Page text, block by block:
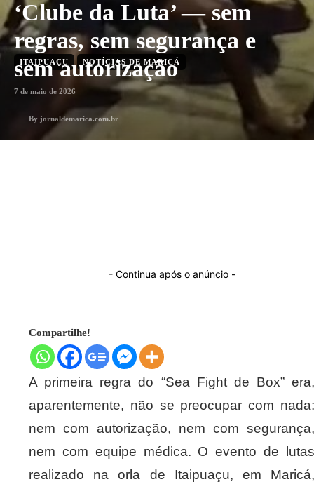
‘Clube da Luta’ — sem
regras, sem segurança e
sem autorização
ITAIPUAÇU NOTÍCIAS DE MARICÁ
7 de maio de 2026
By jornaldemarica.com.br
- Continua após o anúncio -
Compartilhe!
A primeira regra do “Sea Fight de Box” era,
aparentemente, não se preocupar com nada:
nem com autorização, nem com segurança,
nem com equipe médica. O evento de lutas
realizado na orla de Itaipuaçu, em Maricá,